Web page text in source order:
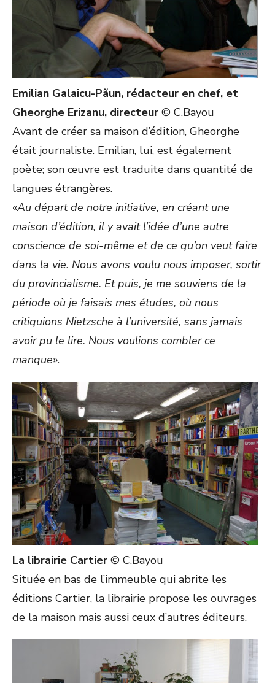
Emilian Galaicu-Pãun, rédacteur en chef, et
Gheorghe Erizanu, directeur © C.Bayou
Avant de créer sa maison d’édition, Gheorghe
était journaliste. Emilian, lui, est également
poète; son œuvre est traduite dans quantité de
langues étrangères.
«Au départ de notre initiative, en créant une
maison d’édition, il y avait l’idée d’une autre
conscience de soi-même et de ce qu’on veut faire
dans la vie. Nous avons voulu nous imposer, sortir
du provincialisme. Et puis, je me souviens de la
période où je faisais mes études, où nous
critiquions Nietzsche à l’université, sans jamais
avoir pu le lire. Nous voulions combler ce
manque».
La librairie Cartier © C.Bayou
Située en bas de l’immeuble qui abrite les
éditions Cartier, la librairie propose les ouvrages
de la maison mais aussi ceux d’autres éditeurs.